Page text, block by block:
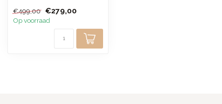
verschille...
€499,00 €279,00
Op voorraad